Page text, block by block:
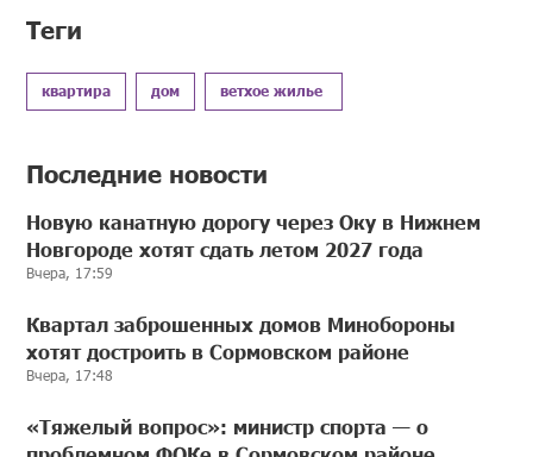
Теги
квартира дом ветхое жилье
Последние новости
Новую канатную дорогу через Оку в Нижнем
Новгороде хотят сдать летом 2027 года
Вчера, 17:59
Квартал заброшенных домов Минобороны
хотят достроить в Сормовском районе
Вчера, 17:48
«Тяжелый вопрос»: министр спорта — о